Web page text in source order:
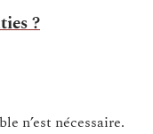
?
n’est nécessaire.